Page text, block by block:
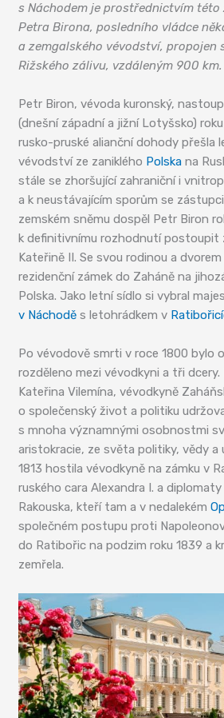
s Náchodem je prostřednictvím této
Petra Birona, posledního vládce
a zemgalského vévodství, propojen
Rižského zálivu, vzdáleným 900 km.
Petr Biron, vévoda kuronský,
(dnešní západní a jižní Lotyšsko)
rusko-pruské alianční dohody přešla
vévodství ze zaniklého Polska na
stále se zhoršující zahraniční i
a k neustávajícím sporům se
zemském sněmu dospěl Petr Biron
k definitivnímu rozhodnutí postoupit
Kateřině II. Se svou rodinou a
rezidenční zámek do Zaháně na
Polska. Jako letní sídlo si vybral
v Náchodě s letohrádkem v
Po vévodově smrti v roce 1800 bylo
rozděleno mezi vévodkyni a tři
Kateřina Vilemína, vévodkyně
o společenský život a politiku
s mnoha významnými osobnostmi
aristokracie, ze světa politiky, vědy a
1813 hostila vévodkyně na zámku v
ruského cara Alexandra I. a diplomaty
Rakouska, kteří tam a v nedalekém
společném postupu proti
do Ratibořic na podzim roku 1839 a
zemřela.